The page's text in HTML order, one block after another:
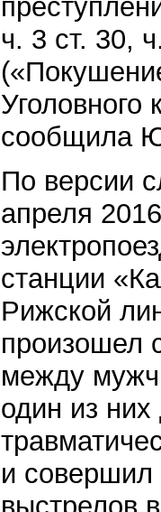
ч. 3 ст. 30,
сообщила
По версии
апреля
станции
Рижской
произошел
между
один из них
и совершил